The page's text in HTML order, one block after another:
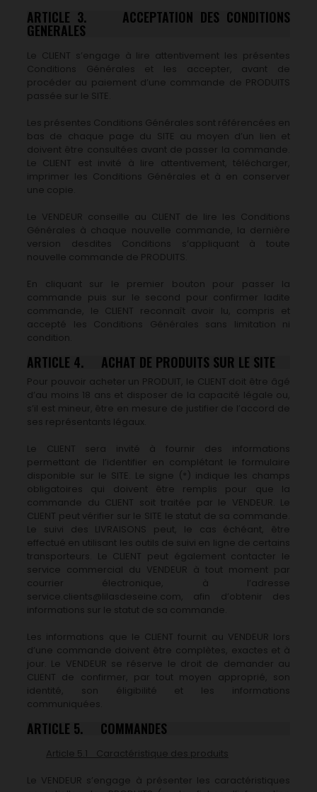
ARTICLE 3. ACCEPTATION DES CONDITIONS
GENERALES
Le CLIENT s’engage à lire attentivement les présentes
Conditions Générales et les accepter, avant de
procéder au paiement d’une commande de PRODUITS
passée sur le SITE.
Les présentes Conditions Générales sont référencées en
bas de chaque page du SITE au moyen d’un lien et
doivent être consultées avant de passer la commande.
Le CLIENT est invité à lire attentivement, télécharger,
imprimer les Conditions Générales et à en conserver
une copie.
Le VENDEUR conseille au CLIENT de lire les Conditions
Générales à chaque nouvelle commande, la dernière
version desdites Conditions s’appliquant à toute
nouvelle commande de PRODUITS.
En cliquant sur le premier bouton pour passer la
commande puis sur le second pour confirmer ladite
commande, le CLIENT reconnaît avoir lu, compris et
accepté les Conditions Générales sans limitation ni
condition.
ARTICLE 4. ACHAT DE PRODUITS SUR LE SITE
Pour pouvoir acheter un PRODUIT, le CLIENT doit être âgé
d’au moins 18 ans et disposer de la capacité légale ou,
s’il est mineur, être en mesure de justifier de l’accord de
ses représentants légaux.
Le CLIENT sera invité à fournir des informations
permettant de l’identifier en complétant le formulaire
disponible sur le SITE. Le signe (*) indique les champs
obligatoires qui doivent être remplis pour que la
commande du CLIENT soit traitée par le VENDEUR. Le
CLIENT peut vérifier sur le SITE le statut de sa commande.
Le suivi des LIVRAISONS peut, le cas échéant, être
effectué en utilisant les outils de suivi en ligne de certains
transporteurs. Le CLIENT peut également contacter le
service commercial du VENDEUR à tout moment par
courrier électronique, à l’adresse
service.clients@lilasdeseine.com, afin d’obtenir des
informations sur le statut de sa commande.
Les informations que le CLIENT fournit au VENDEUR lors
d’une commande doivent être complètes, exactes et à
jour. Le VENDEUR se réserve le droit de demander au
CLIENT de confirmer, par tout moyen approprié, son
identité, son éligibilité et les informations
communiquées.
ARTICLE 5. COMMANDES
Article 5.1 Caractéristique des produits
Le VENDEUR s’engage à présenter les caractéristiques